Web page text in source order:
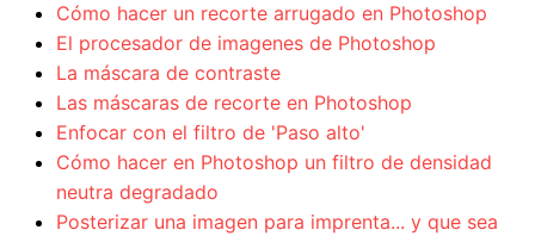
Cómo hacer un recorte arrugado en Photoshop
El procesador de imagenes de Photoshop
La máscara de contraste
Las máscaras de recorte en Photoshop
Enfocar con el filtro de 'Paso alto'
Cómo hacer en Photoshop un filtro de densidad
neutra degradado
Posterizar una imagen para imprenta... y que sea